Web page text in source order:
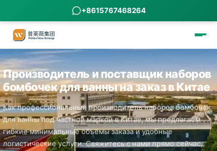
+8615767468264
Производитель и поставщик наборов
бомбочек для ванны на заказ в Китае
Как профессиональный производитель наборов бомбочек
для ванны под частной маркой в Китае, мы предлагаем
гибкие минимальные объёмы заказа и удобные
логистические услуги. Свяжитесь с нами прямо сейчас,